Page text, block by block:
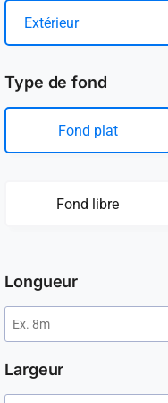
Extérieur
Type de fond
Fond plat
Fond libre
Longueur
Largeur